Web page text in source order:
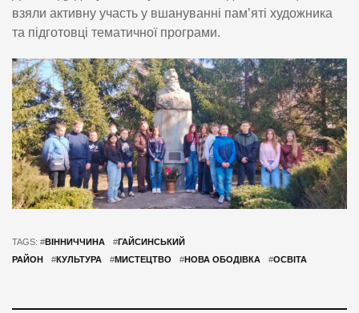
взяли активну участь у вшануванні пам’яті художника
та підготовці тематичної програми.
TAGS: #ВІННИЧЧИНА #ГАЙСИНСЬКИЙ
РАЙОН
#КУЛЬТУРА #МИСТЕЦТВО #НОВА ОБОДІВКА #ОСВІТА